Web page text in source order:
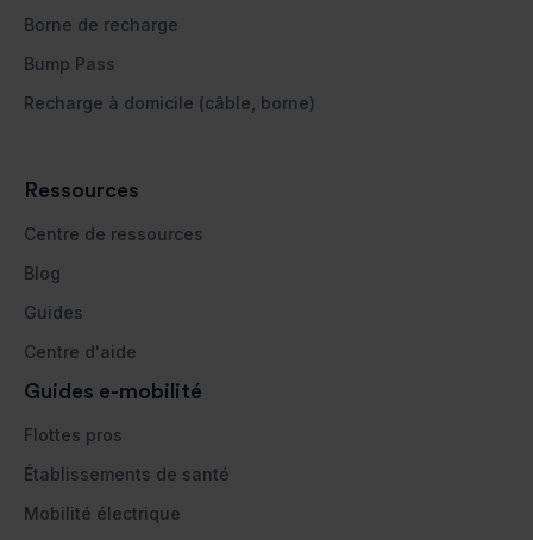
Borne de recharge
Bump Pass
Recharge à domicile (câble, borne)
Ressources
Centre de ressources
Blog
Guides
Centre d'aide
Guides e-mobilité
Flottes pros
Établissements de santé
Mobilité électrique